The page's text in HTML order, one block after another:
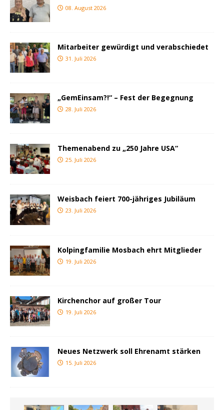
08. August 2026
Mitarbeiter gewürdigt und verabschiedet
31. Juli 2026
„GemEinsam?!“ – Fest der Begegnung
28. Juli 2026
Themenabend zu „250 Jahre USA“
25. Juli 2026
Weisbach feiert 700-jähriges Jubiläum
23. Juli 2026
Kolpingfamilie Mosbach ehrt Mitglieder
19. Juli 2026
Kirchenchor auf großer Tour
19. Juli 2026
Neues Netzwerk soll Ehrenamt stärken
15. Juli 2026